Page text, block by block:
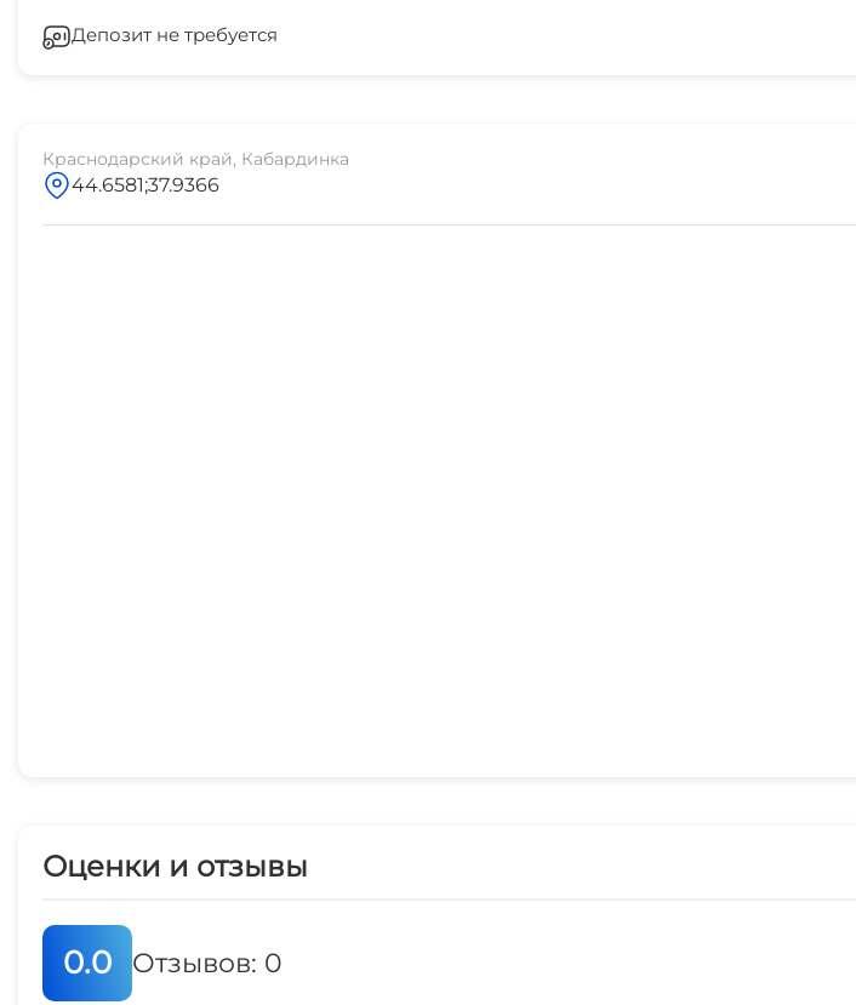
Депозит не требуется
Краснодарский край, Кабардинка
44.6581;37.9366
Оценки и отзывы
0.0 Отзывов: 0